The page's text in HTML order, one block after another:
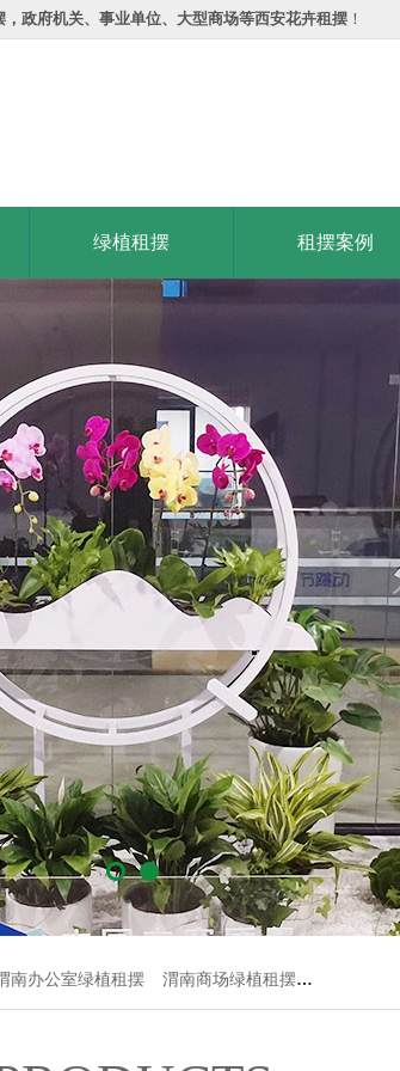
政府机关、事业单位、大型商场等西安花卉租摆 ！
绿植租摆 租摆案例
南办公室绿植租摆 渭南商场绿植租摆